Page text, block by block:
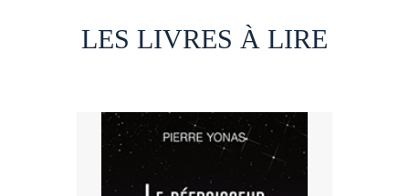
LES LIVRES À LIRE